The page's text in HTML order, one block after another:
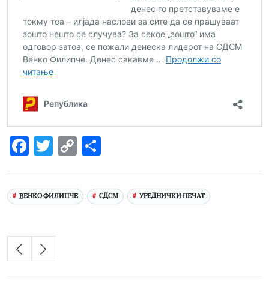
Facebook
Twitter
Copy
ВЕНКО ФИЛИПЧЕ СДСМ УРЕДНИЧКИ ПЕЧАТ